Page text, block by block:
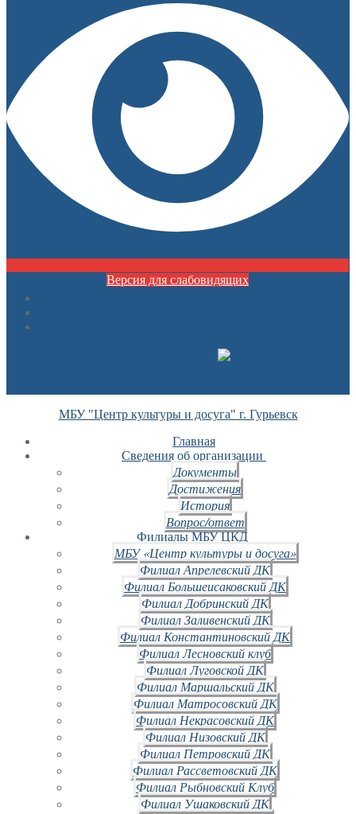
Версия для слабовидящих
МБУ "Центр культуры и досуга" г. Гурьевск
Главная
Сведения об организации
Документы
Достижения
История
Вопрос/ответ
Филиалы МБУ ЦКД
МБУ «Центр культуры и досуга»
Филиал Апрелевский ДК
Филиал Большеисаковский ДК
Филиал Добринский ДК
Филиал Заливенский ДК
Филиал Константиновский ДК
Филиал Лесновский клуб
Филиал Луговской ДК
Филиал Маршальский ДК
Филиал Матросовский ДК
Филиал Некрасовский ДК
Филиал Низовский ДК
Филиал Петровский ДК
Филиал Рассветовский ДК
Филиал Рыбновский Клуб
Филиал Ушаковский ДК